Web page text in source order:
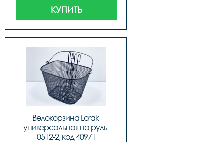
КУПИТЬ
Велокорзина Lorak
универсальная на руль
0512-2, код 40971